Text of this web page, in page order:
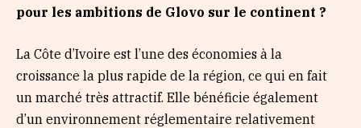
pour les ambitions de Glovo sur le continent ?
La Côte d’Ivoire est l’une des économies à la
croissance la plus rapide de la région, ce qui en fait
un marché très attractif. Elle bénéficie également
d’un environnement réglementaire relativement